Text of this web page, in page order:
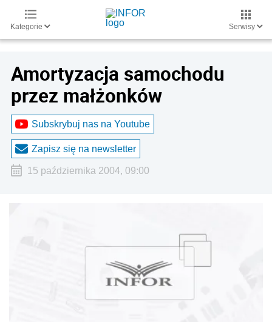
Kategorie Serwisy
Amortyzacja samochodu
przez małżonków
Subskrybuj nas na Youtube
Zapisz się na newsletter
15 października 2004, 09:00